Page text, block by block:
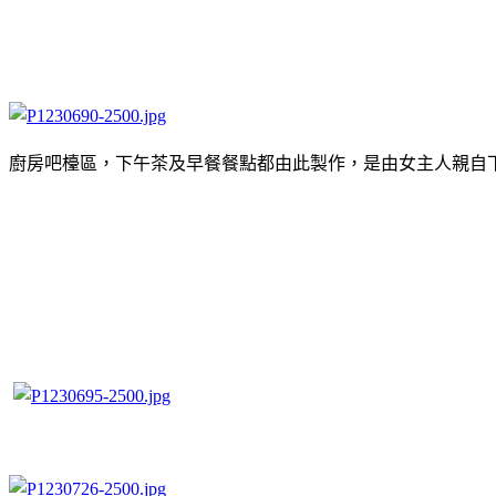
廚房吧檯區，下午茶及早餐餐點都由此製作，是由女主人親自